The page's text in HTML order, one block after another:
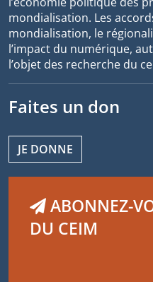
mondialisation. Les
mondialisation, le
l’impact du numérique,
l’objet des recherche du
Faites un don
JE DONNE
ABONNEZ-
DU CEIM